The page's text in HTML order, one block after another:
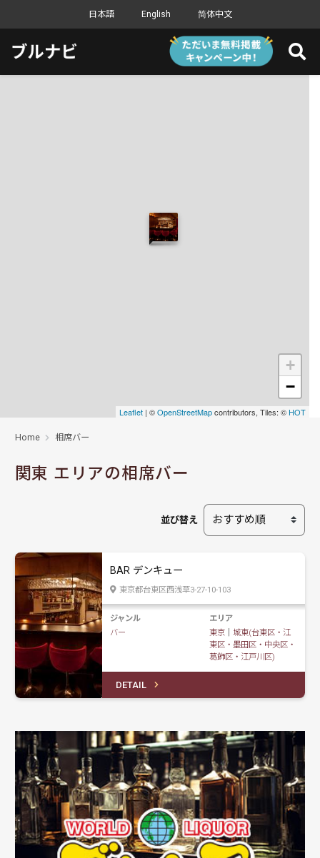
日本語 English 简体中文
+
−
Leaflet | ©OpenStreetMapcontributors, Tiles: © HOT
Home 相席バー
関東 エリアの相席バー
並び替え
BAR デンキュー
東京都台東区西浅草3-27-10-103
ジャンル
バー
エリア
東京｜ 城東(台東区・江
東区・墨田区・中央区・
葛飾区・江戸川区)
DETAIL